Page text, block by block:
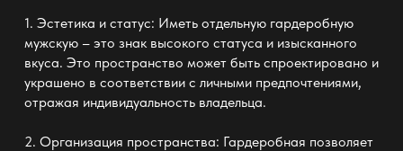
1. Эстетика и статус: Иметь отдельную гардеробную
мужскую– это знак высокого статуса и изысканного
вкуса. Это пространство может быть спроектировано и
украшено в соответствии с личными предпочтениями,
отражая индивидуальность владельца.
2. Организация пространства: Гардеробная позволяет